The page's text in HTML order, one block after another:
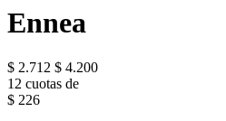
Ennea
$ 2.712 $ 4.200
12 cuotas de
$ 226